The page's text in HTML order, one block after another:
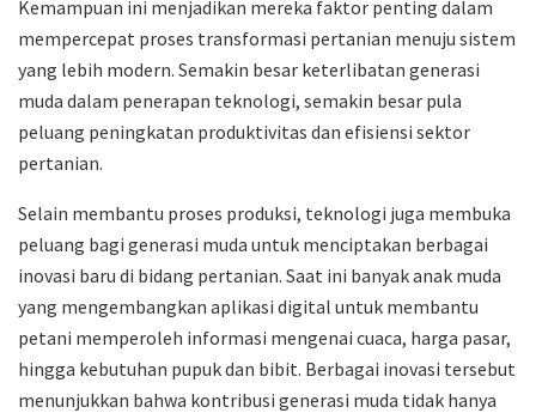
Kemampuan ini menjadikan mereka faktor penting dalam
mempercepat proses transformasi pertanian menuju sistem
yang lebih modern. Semakin besar keterlibatan generasi
muda dalam penerapan teknologi, semakin besar pula
peluang peningkatan produktivitas dan efisiensi sektor
pertanian.
Selain membantu proses produksi, teknologi juga membuka
peluang bagi generasi muda untuk menciptakan berbagai
inovasi baru di bidang pertanian. Saat ini banyak anak muda
yang mengembangkan aplikasi digital untuk membantu
petani memperoleh informasi mengenai cuaca, harga pasar,
hingga kebutuhan pupuk dan bibit. Berbagai inovasi tersebut
menunjukkan bahwa kontribusi generasi muda tidak hanya